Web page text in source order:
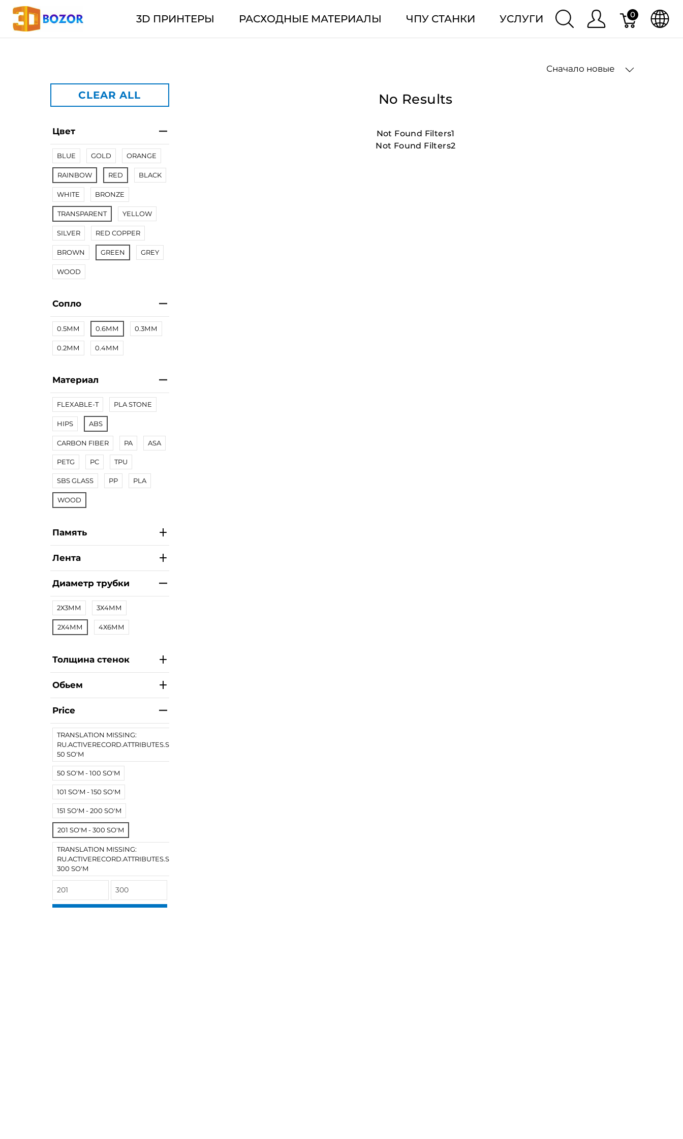
3D ПРИНТЕРЫ РАСХОДНЫЕ МАТЕРИАЛЫ ЧПУ СТАНКИ УСЛУГИ 0
Сначало новые
CLEAR ALL
Цвет
BLUE GOLD ORANGE
RAINBOW RED BLACK
WHITE BRONZE
TRANSPARENT YELLOW
SILVER RED COPPER
BROWN GREEN GREY
WOOD
Сопло
0.5ММ 0.6ММ 0.3ММ
0.2ММ 0.4ММ
Материал
FLEXABLE-T PLA STONE
HIPS ABS
CARBON FIBER PA ASA
PETG PC TPU
SBS GLASS PP PLA
WOOD
Память
Лента
Диаметр трубки
2Х3ММ 3Х4ММ
2Х4ММ 4Х6ММ
Толщина стенок
Обьем
Price
TRANSLATION MISSING:
RU.ACTIVERECORD.ATTRIBUTES.SPREE/PRODUCT.LESS_THAN
50 SO'M
50 SO'M - 100 SO'M
101 SO'M - 150 SO'M
151 SO'M - 200 SO'M
201 SO'M - 300 SO'M
TRANSLATION MISSING:
RU.ACTIVERECORD.ATTRIBUTES.SPREE/PRODUCT.MORE_THAN
300 SO'M
No Results
Not Found Filters1
Not Found Filters2